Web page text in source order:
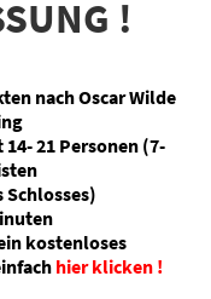
!
nach Oscar Wilde
21 Personen (7-
Schlosses)
kostenloses
hier klicken !